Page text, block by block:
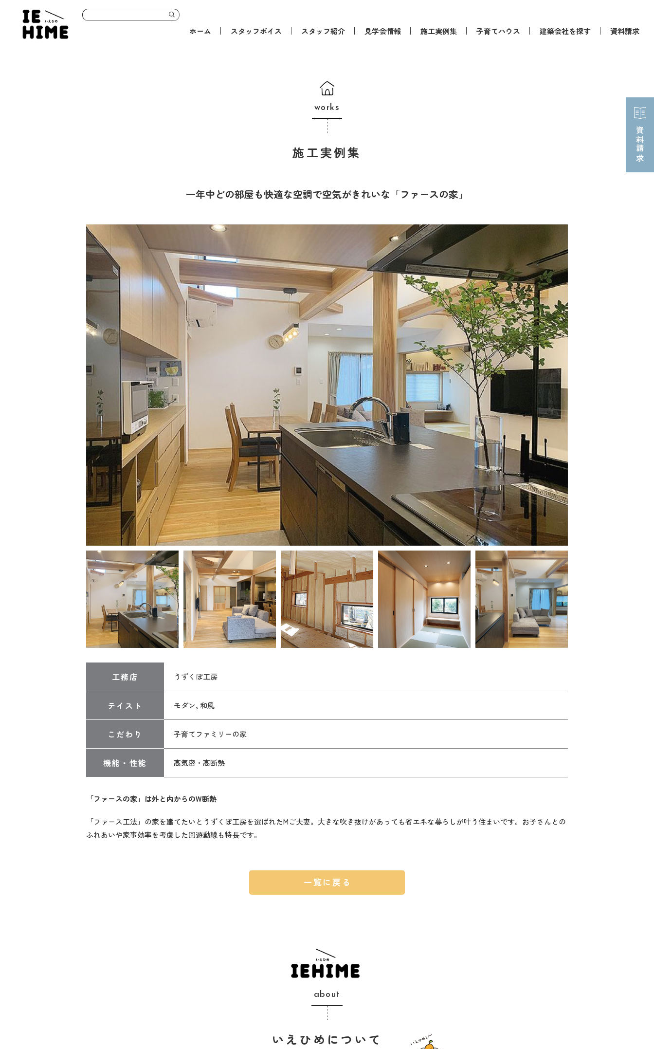
ホーム スタッフボイス スタッフ紹介 見学会情報 施工実例集 子育てハウス 建築会社を探す 資料請求
資料請求
works
施工実例集
一年中どの部屋も快適な空調で空気がきれいな「ファースの家」
工務店 うずくぼ工房
テイスト モダン, 和風
こだわり 子育てファミリーの家
機能・性能 高気密・高断熱
「ファースの家」は外と内からのW断熱
「ファース工法」の家を建てたいとうずくぼ工房を選ばれたMご夫妻。大きな吹き抜けがあっても省エネな暮らしが叶う住まいです。お子さんとの
ふれあいや家事効率を考慮した回遊動線も特長です。
一覧に戻る
about
いえひめについて